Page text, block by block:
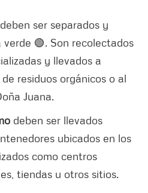
ser separados y
🟢. Son recolectados
y llevados a
residuos orgánicos o al
Juana.
deben ser llevados
ubicados en los
como centros
tiendas u otros sitios.